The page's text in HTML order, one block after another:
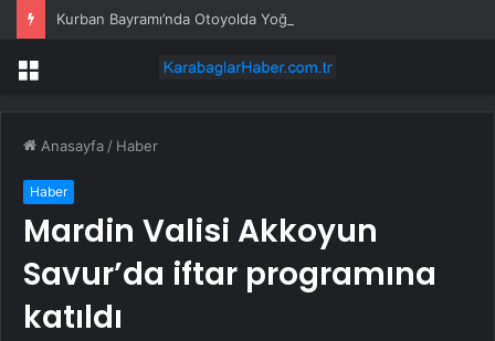
Kurban Bayramı’nda Otoyolda Yoğunluk
Menü
Anasayfa / Haber
Haber
Mardin Valisi Akkoyun
Savur’da iftar programına
katıldı